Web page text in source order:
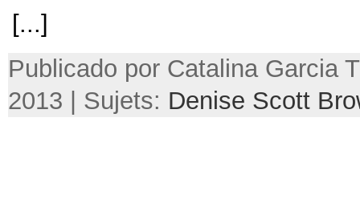
[...]
Publicado por Catalina Garcia
2013 | Sujets: Denise Scott